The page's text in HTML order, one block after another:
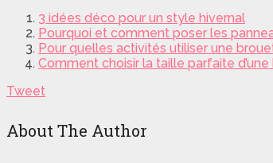
3 idées déco pour un style hivernal
Pourquoi et comment poser les
Pour quelles activités utiliser une
Comment choisir la taille parfaite
Tweet
About The Author